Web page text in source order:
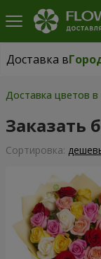
Доставка в
Доставка в
Доставка цветов в
Заказать
Cортировка: